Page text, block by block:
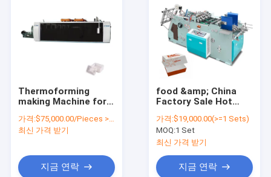
Thermoforming
making Machine for
Plastic Food Box
Plastic Fruit Box Or
가격:$75,000.00/Pieces >=1 Pieces
최신 가격 받기
지금 연락
food &amp; China
Factory Sale Hot
Beverage Per Min
Food Lunch Paper
Boxes Making
Machine For
Cardboard Boxes
가격:$19,000.00(>=1 Sets)
MOQ:1 Set
최신 가격 받기
지금 연락